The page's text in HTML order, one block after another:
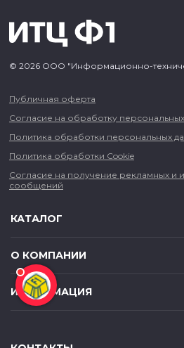
© 2026 ООО "Информационно-
Публичная оферта
Согласие на обработку
Политика обработки персональных
Политика обработки Cookie
Согласие на получение рекламных
сообщений
КАТАЛОГ
О КОМПАНИИ
ИНФОРМАЦИЯ